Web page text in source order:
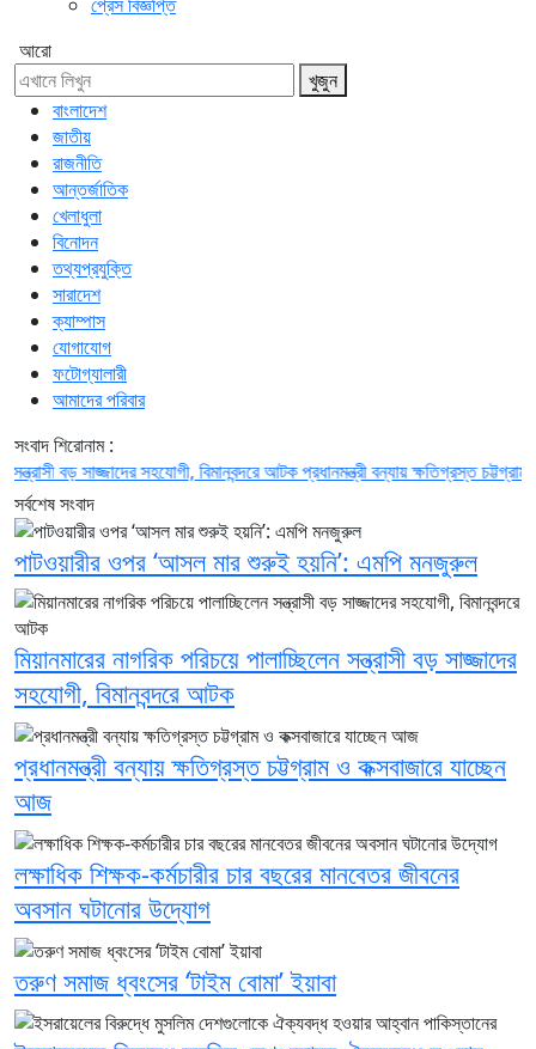
আরো
খুজুন
বাংলাদেশ
জাতীয়
রাজনীতি
আন্তর্জাতিক
খেলাধুলা
বিনোদন
তথ্যপ্রযুক্তি
সারাদেশ
ক্যাম্পাস
যোগাযোগ
ফটোগ্যালারী
আমাদের পরিবার
সংবাদ শিরোনাম :
বড় সাজ্জাদের সহযোগী, বিমানবন্দরে আটকপ্রধানমন্ত্রী বন্যায় ক্ষতিগ্রস্ত চট্টগ্রাম ও
সর্বশেষ সংবাদ
পাটওয়ারীর ওপর ‘আসল মার শুরুই হয়নি’: এমপি মনজুরুল
মিয়ানমারের নাগরিক পরিচয়ে পালাচ্ছিলেন সন্ত্রাসী বড় সাজ্জাদের
সহযোগী, বিমানবন্দরে আটক
প্রধানমন্ত্রী বন্যায় ক্ষতিগ্রস্ত চট্টগ্রাম ও কক্সবাজারে যাচ্ছেন
আজ
লক্ষাধিক শিক্ষক-কর্মচারীর চার বছরের মানবেতর জীবনের
অবসান ঘটানোর উদ্যোগ
তরুণ সমাজ ধ্বংসের ‘টাইম বোমা’ ইয়াবা